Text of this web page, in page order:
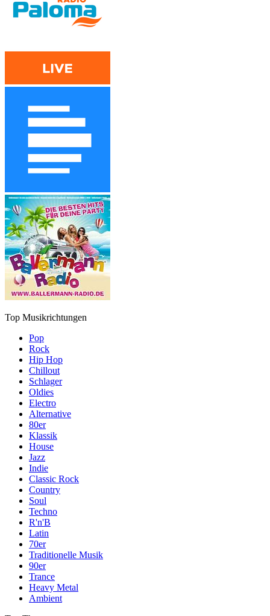
Top Musikrichtungen
Pop
Rock
Hip Hop
Chillout
Schlager
Oldies
Electro
Alternative
80er
Klassik
House
Jazz
Indie
Classic Rock
Country
Soul
Techno
R'n'B
Latin
70er
Traditionelle Musik
90er
Trance
Heavy Metal
Ambient